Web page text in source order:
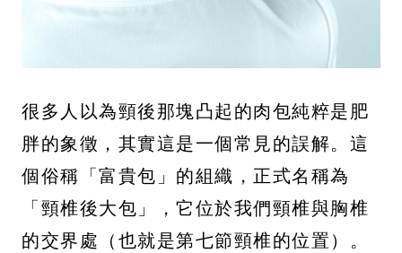
很多人以為頸後那塊凸起的肉包純粹是肥
胖的象徵，其實這是一個常見的誤解。這
個俗稱「富貴包」的組織，正式名稱為
「頸椎後大包」，它位於我們頸椎與胸椎
的交界處（也就是第七節頸椎的位置）。